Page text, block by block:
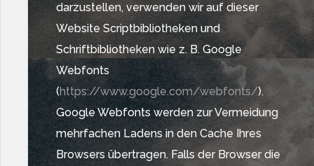
darzustellen, verwenden wir auf dieser
Website Scriptbibliotheken und
Schriftbibliotheken wie z. B. Google
Webfonts
(https://www.google.com/webfonts/).
Google Webfonts werden zur Vermeidung
mehrfachen Ladens in den Cache Ihres
Browsers übertragen. Falls der Browser die